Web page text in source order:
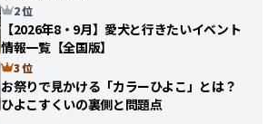
2 位
【2026年8・9月】愛犬と行きたいイベント
情報一覧【全国版】
3 位
お祭りで見かける「カラーひよこ」とは？
ひよこすくいの裏側と問題点